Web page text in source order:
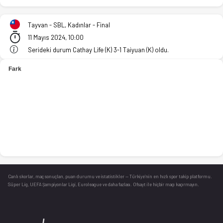
Tayvan - SBL, Kadınlar - Final
11 Mayıs 2024, 10:00
Serideki durum Cathay Life (K) 3-1 Taiyuan (K) oldu.
Canlı skorlar , maç sonuçları, puan durumu ve istatistikler — Türkiye’nin en hızlı spor takip platformu.
Süper Lig, UEFA Şampiyonlar Ligi, Euroleague ve daha fazlası. Ofsayt ile hiçbir maçı kaçırmayın.